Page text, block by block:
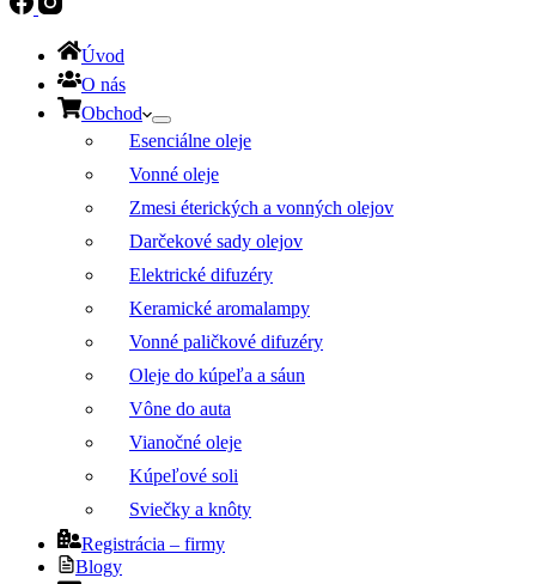
Úvod
O nás
Obchod
Esenciálne oleje
Vonné oleje
Zmesi éterických a vonných olejov
Darčekové sady olejov
Elektrické difuzéry
Keramické aromalampy
Vonné paličkové difuzéry
Oleje do kúpeľa a sáun
Vône do auta
Vianočné oleje
Kúpeľové soli
Sviečky a knôty
Registrácia – firmy
Blogy